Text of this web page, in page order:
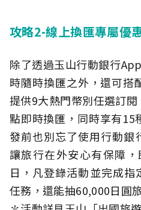
攻略2-線上換匯專屬優
除了透過玉山行動銀行
時隨時換匯之外，還可搭
提供9大熱門幣別任選訂
點即時換匯，同時享有15
發前也別忘了使用行動銀
讓旅行在外安心有保障
日，凡登錄活動並完成
任務，還能抽60,000日圓